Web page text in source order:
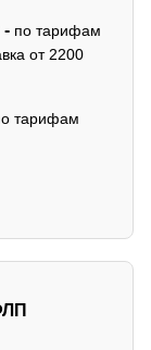
- по тарифам
от 2200
тарифам